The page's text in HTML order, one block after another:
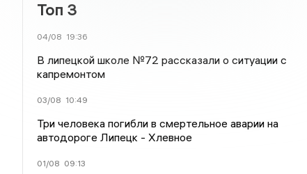
Топ 3
04/08 19:36
В липецкой школе №72 рассказали о ситуации с
капремонтом
03/08 10:49
Три человека погибли в смертельное аварии на
автодороге Липецк - Хлевное
01/08 09:13